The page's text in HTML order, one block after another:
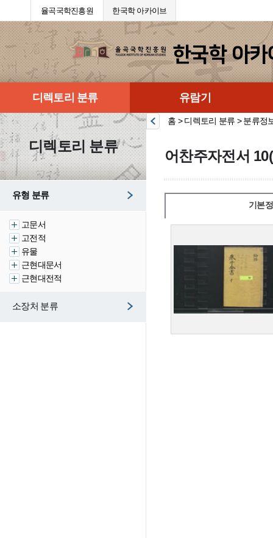
율곡국학진흥원 한국학 아카이브
디렉토리 분류 유람기
디렉토리 분류
유형 분류
고문서
고전적
유물
근현대문서
근현대전적
소장처 분류
홈 > 디렉토리 분류 > 분류정
어찬주자전서
기본